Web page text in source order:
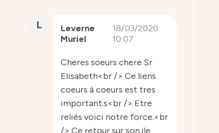
L
Leverne
Muriel
18/03/2020
10:07
Cheres soeurs chere Sr
Elisabeth<br /> Ce liens
coeurs à coeurs est tres
important.s<br /> Etre
reliés voici notre force.<br
/> Ce retour sur son.ile